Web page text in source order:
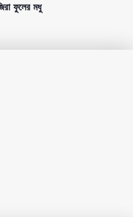
ফুলের মধু